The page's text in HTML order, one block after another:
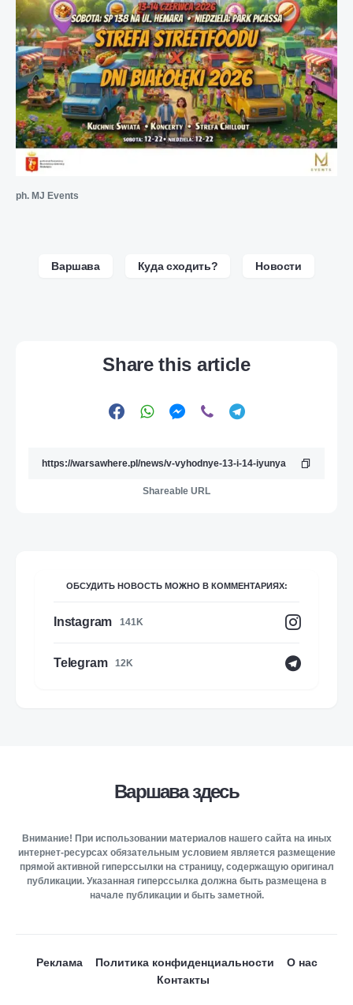
ph. MJ Events
Варшава Куда сходить? Новости
Share this article
Shareable URL
ОБСУДИТЬ НОВОСТЬ МОЖНО В КОММЕНТАРИЯХ:
Instagram 141K
Telegram 12K
Варшава здесь
Внимание! При использовании материалов нашего сайта на иных
интернет-ресурсах обязательным условием является размещение
прямой активной гиперссылки на страницу, содержащую оригинал
публикации. Указанная гиперссылка должна быть размещена в
начале публикации и быть заметной.
Реклама Политика конфиденциальности
О нас
Контакты